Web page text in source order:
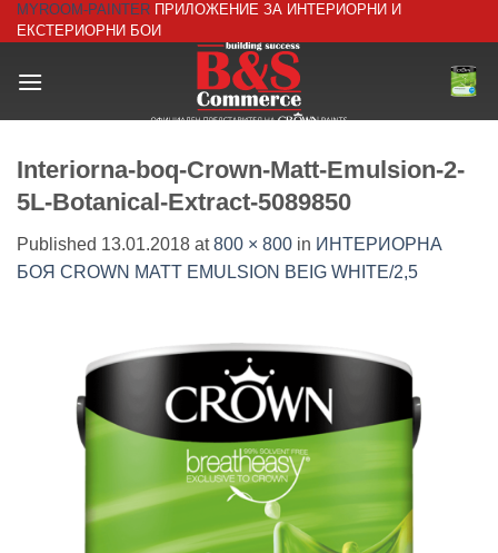
Skip
to
MYROOM-PAINTER ПРИЛОЖЕНИЕ ЗА ИНТЕРИОРНИ И
ЕКСТЕРИОРНИ БОИ
Interiorna-boq-Crown-Matt-Emulsion-2-
5L-Botanical-Extract-5089850
Published 13.01.2018 at800 × 800 in ИНТЕРИОРНА
БОЯ CROWN MATT EMULSION BEIG WHITE/2,5